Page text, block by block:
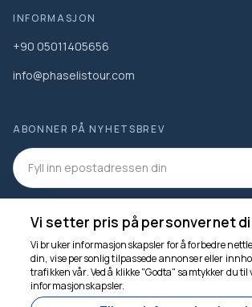
INFORMASJON
+90 05011405656
info@phaselistour.com
ABONNER PÅ NYHETSBREV
SOSIALE MEDIER
Vi setter pris på personvernet
Vi bruker informasjonskapsler for å forbedre
din, vise personlig tilpassede annonser eller
trafikken vår. Ved å klikke "Godta" samtykker du
informasjonskapsler.